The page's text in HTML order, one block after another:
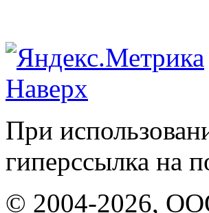
Наверх
При
гиперссылка на
© 2004-2026,